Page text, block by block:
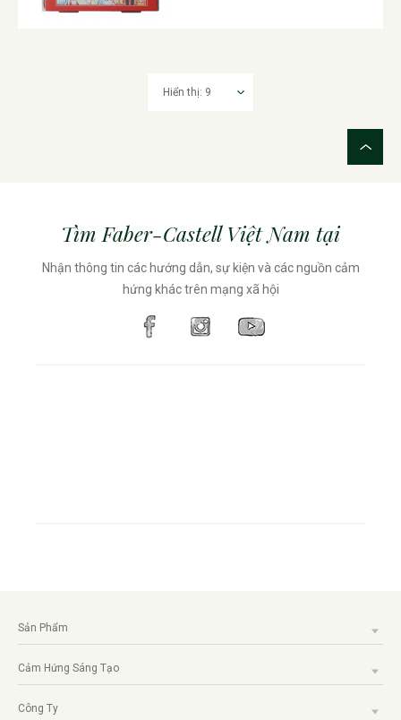
Tìm Faber-Castell Việt Nam tại
Nhận thông tin các hướng dẫn, sự kiện và các nguồn cảm
hứng khác trên mạng xã hội
Sản Phẩm
Cảm Hứng Sáng Tạo
Công Ty